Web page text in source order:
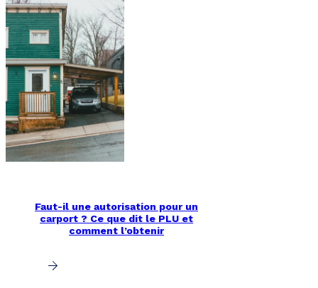
Faut-il une autorisation pour un
carport ? Ce que dit le PLU et
comment l’obtenir